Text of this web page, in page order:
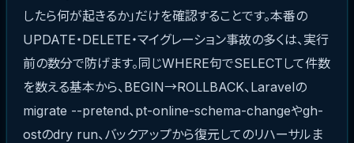
したら何が起きるか」だけを確認することです。本番の
UPDATE・DELETE・マイグレーション事故の多くは、実行
前の数分で防げます。同じWHERE句でSELECTして件数
を数える基本から、BEGIN→ROLLBACK、Laravelの
migrate --pretend、pt-online-schema-changeやgh-
ostのdry run、バックアップから復元してのリハーサルま